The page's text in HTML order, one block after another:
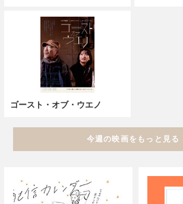
ゴースト・オブ・ウエノ
今週の映画をもっと見る